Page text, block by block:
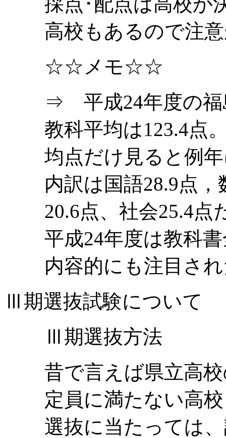
高校もあるので注
☆☆メモ☆☆
⇒ 平成24年度の福
教科平均は123.4点
均点だけ見ると例
内訳は国語28.9点
20.6点、社会25.4
平成24年度は教科
内容的にも注目さ
Ⅲ期選抜試験について
Ⅲ期選抜方法
昔で言えば県立高
定員に満たない高
選抜に当たっては